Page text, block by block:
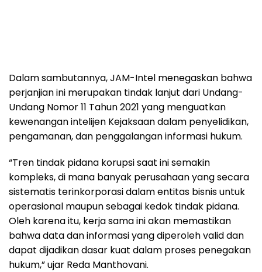
Dalam sambutannya, JAM-Intel menegaskan bahwa
perjanjian ini merupakan tindak lanjut dari Undang-
Undang Nomor 11 Tahun 2021 yang menguatkan
kewenangan intelijen Kejaksaan dalam penyelidikan,
pengamanan, dan penggalangan informasi hukum.
“Tren tindak pidana korupsi saat ini semakin
kompleks, di mana banyak perusahaan yang secara
sistematis terinkorporasi dalam entitas bisnis untuk
operasional maupun sebagai kedok tindak pidana.
Oleh karena itu, kerja sama ini akan memastikan
bahwa data dan informasi yang diperoleh valid dan
dapat dijadikan dasar kuat dalam proses penegakan
hukum,” ujar Reda Manthovani.